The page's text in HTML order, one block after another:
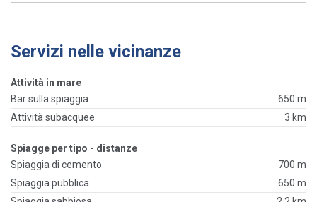
Servizi nelle vicinanze
Attività in mare
Bar sulla spiaggia
650 m
Attività subacquee
3 km
Spiagge per tipo - distanze
Spiaggia di cemento
700 m
Spiaggia pubblica
650 m